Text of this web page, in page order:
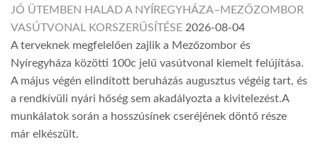
JÓ ÜTEMBEN HALAD A NYÍREGYHÁZA–MEZŐZOMBOR
VASÚTVONAL KORSZERŰSÍTÉSE 2026-08-04
A terveknek megfelelően zajlik a Mezőzombor és
Nyíregyháza közötti 100c jelű vasútvonal kiemelt felújítása.
A május végén elindított beruházás augusztus végéig tart, és
a rendkívüli nyári hőség sem akadályozta a kivitelezést.A
munkálatok során a hosszúsínek cseréjének döntő része
már elkészült.